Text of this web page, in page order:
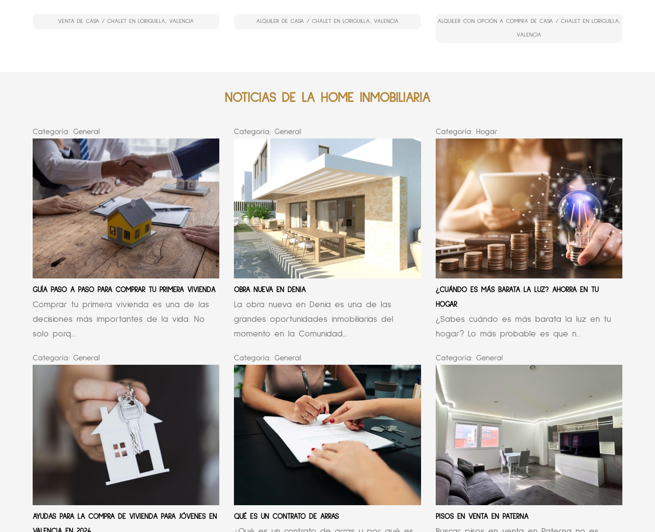
VENTA DE CASA / CHALET EN LORIGUILLA, VALENCIA ALQUILER DE CASA / CHALET EN LORIGUILLA, VALENCIA ALQUILER CON OPCIÓN A COMPRA DE CASA / CHALET EN LORIGUILLA,
VALENCIA
NOTICIAS DE LA HOME INMOBILIARIA
Categoría: General
GUÍA PASO A PASO PARA COMPRAR TU PRIMERA VIVIENDA
Comprar tu primera vivienda es una de las
decisiones más importantes de la vida. No
solo porq...
Categoría:General
OBRA NUEVA EN DENIA
La obra nueva en Denia es una de las
grandes oportunidades inmobiliarias del
momento en la Comunidad...
Categoría: Hogar
¿CUÁNDO ES MÁS BARATA LA LUZ? AHORRA EN TU
HOGAR
¿Sabes cuándo es más barata la luz en tu
hogar? Lo más probable es que n...
Categoría: General
AYUDAS PARA LA COMPRA DE VIVIENDA PARA JÓVENES EN
Categoría:General
QUÉ ES UN CONTRATO DE ARRAS
Categoría: General
PISOS EN VENTA EN PATERNA